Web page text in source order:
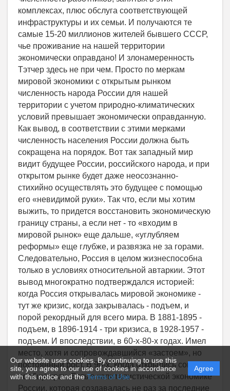
Our website uses cookies. By continuing to use this
site, you agree to our use of cookies in accordance
with this notice and theTerms of Use.
Agree